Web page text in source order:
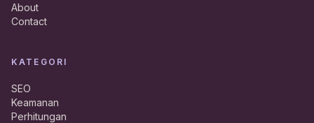
About
Contact
KATEGORI
SEO
Keamanan
Perhitungan